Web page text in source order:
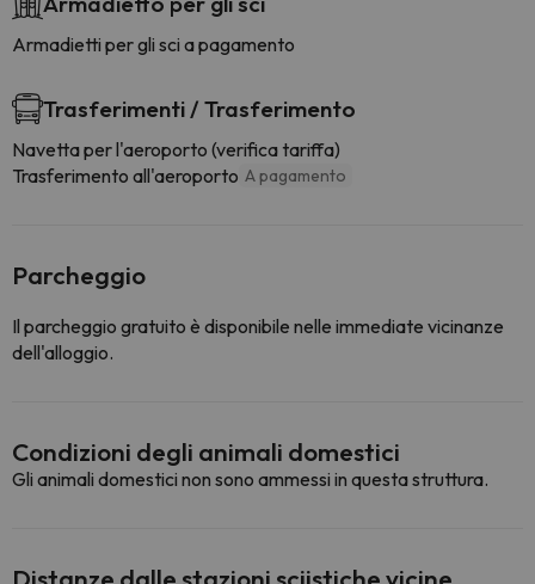
Armadietti per gli sci a pagamento
Trasferimenti / Trasferimento
Navetta per l'aeroporto (verifica tariffa)
Trasferimento all'aeroporto A pagamento
Parcheggio
Il parcheggio gratuito è disponibile nelle immediate vicinanze
dell'alloggio.
Condizioni degli animali domestici
Gli animali domestici non sono ammessi in questa struttura.